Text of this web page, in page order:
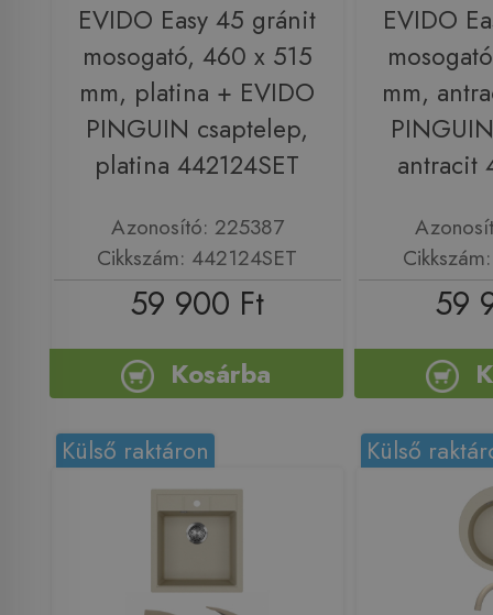
EVIDO Easy 45 gránit
mosogató, 460 x 515
mm, platina + EVIDO
PINGUIN csaptelep,
platina 442124SET
Azonosító: 225387
Cikkszám: 442124SET
59 900 Ft
Kosárba
EVIDO
mm,
antracit
59
Külső raktáron Külső